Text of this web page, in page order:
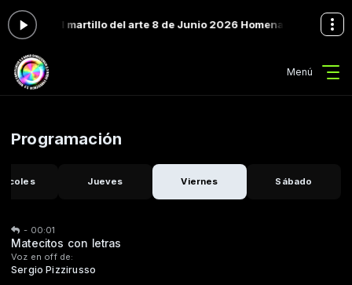
ahora: El martillo del arte 8 de Junio 2026 Homenaje al Indio
Menú
Programación
Jueves Viernes Sábado
- 00:01
Matecitos con letras
Voz en off de:
Sergio Pizzirusso